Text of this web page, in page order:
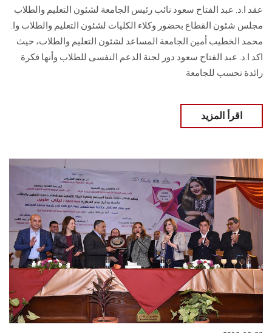
عقد ا.د. عبد الفتاح سعود نائب رئيس الجامعة لشئون التعليم والطلاب
مجلس شئون القطاع بحضور وكلاء الكليات لشئون التعليم والطلاب وا.
محمد الخطيب أمين الجامعة المساعد لشئون التعليم والطلاب، حيث
اكد ا.د. عبد الفتاح سعود دور لجنة الدعم النفسى للطلاب وأنها فكرة
رائدة تحسب للجامعة
اقرأ المزيد